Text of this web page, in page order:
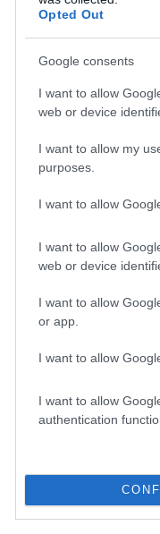
Opted Out
Google consents
I want to allow
web or device
I want to allow my
purposes.
I want to allow
I want to allow
web or device
I want to allow
or app.
I want to allow
I want to allow
authentication
mañana de “muy